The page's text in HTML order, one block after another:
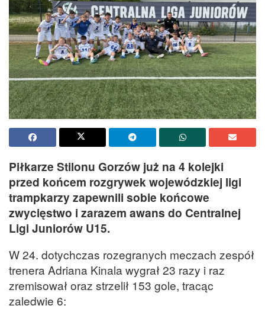
Piłkarze Stilonu Gorzów już na 4 kolejki
przed końcem rozgrywek wojewódzkiej ligi
trampkarzy zapewnili sobie końcowe
zwycięstwo i zarazem awans do Centralnej
Ligi Juniorów U15.
W 24. dotychczas rozegranych meczach zespół
trenera Adriana Kinala wygrał 23 razy i raz
zremisował oraz strzelił 153 gole, tracąc
zaledwie 6: